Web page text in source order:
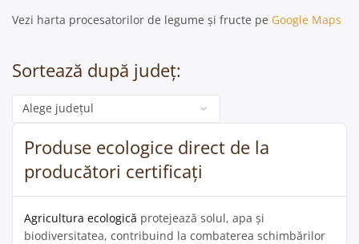
Vezi harta procesatorilor de legume și fructe pe Google Maps
Sortează după județ:
Categorie
Produse ecologice direct de la
producători certificați
Agricultura ecologică protejează solul, apa și
biodiversitatea, contribuind la combaterea schimbărilor